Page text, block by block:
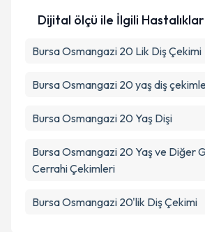
Dijital ölçü ile İlgili Hastalıklar
Bursa Osmangazi 20 Lik Diş Çekimi
Bursa Osmangazi 20 yaş diş
Bursa Osmangazi 20 Yaş Dişi
Bursa Osmangazi 20 Yaş ve Diğer
Cerrahi Çekimleri
Bursa Osmangazi 20'lik Diş Çekimi